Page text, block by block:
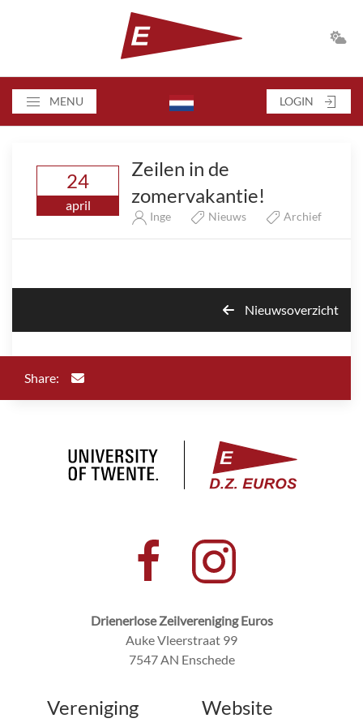
MENU LOGIN
24
april
Zeilen in de
zomervakantie!
Inge Nieuws Archief
Nieuwsoverzicht
Share:
Drienerlose Zeilvereniging Euros
Auke Vleerstraat 99
7547 AN Enschede
Vereniging Website